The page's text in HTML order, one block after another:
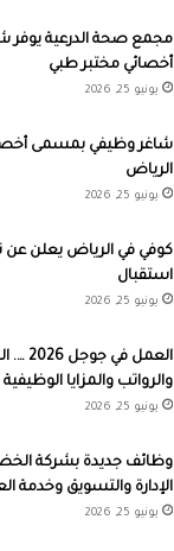
مجمع صحة الدرعية
أخصائي مختبر طبي
يونيو 25, 2026
شاغر وظيفي بمسمى
الرياض
يونيو 25, 2026
كوفي في الرياض يعلن
استقبال
يونيو 25, 2026
العمل
والرواتب والمزايا الوظيفية
يونيو 25, 2026
وظائف جديدة بشركة
الإدارة والتسويق وخدمة
يونيو 25, 2026